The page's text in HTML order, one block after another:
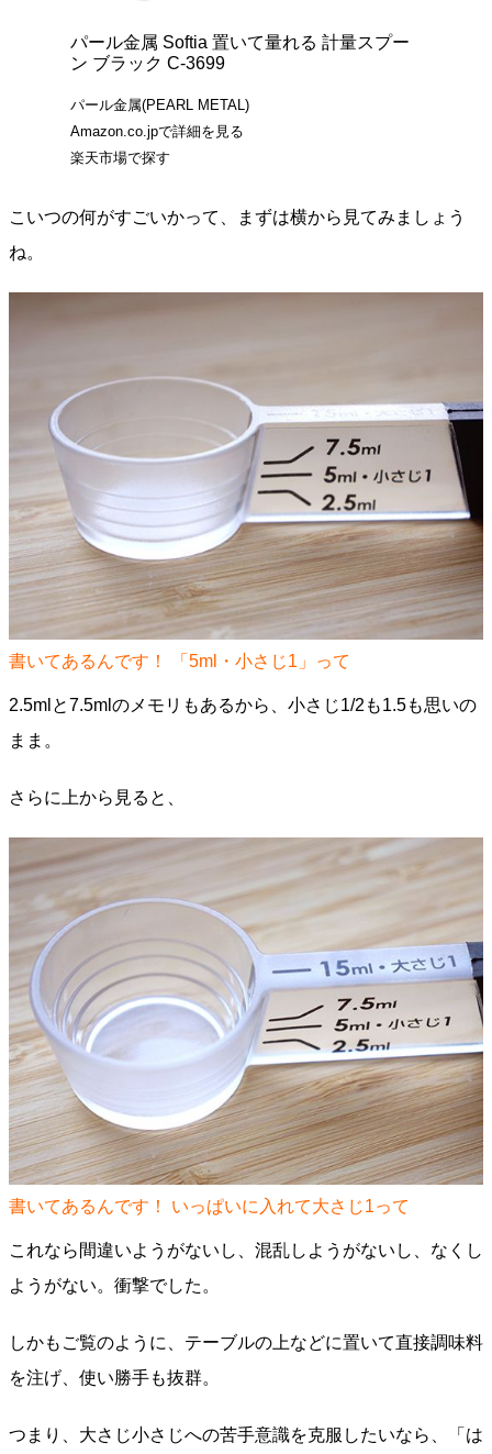
パール金属 Softia 置いて量れる 計量スプー
ン ブラック C-3699
パール金属(PEARL METAL)
Amazon.co.jpで詳細を見る
楽天市場で探す
こいつの何がすごいかって、まずは横から見てみましょう
ね。
書いてあるんです！ 「5ml・小さじ1」って
2.5mlと7.5mlのメモリもあるから、小さじ1/2も1.5も思いの
まま。
さらに上から見ると、
書いてあるんです！ いっぱいに入れて大さじ1って
これなら間違いようがないし、混乱しようがないし、なくし
ようがない。衝撃でした。
しかもご覧のように、テーブルの上などに置いて直接調味料
を注げ、使い勝手も抜群。
つまり、大さじ小さじへの苦手意識を克服したいなら、「は